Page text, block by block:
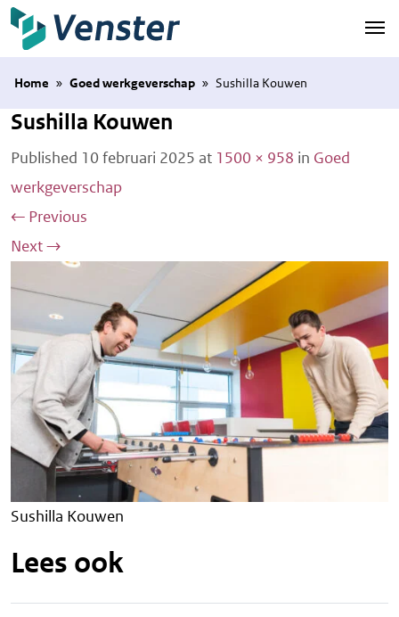
Naar hoofdinhoud
Home » Goed werkgeverschap » Sushilla Kouwen
Sushilla Kouwen
Published 10 februari 2025 at 1500 × 958 in Goed
werkgeverschap
← Previous
Next→
Sushilla Kouwen
Lees ook